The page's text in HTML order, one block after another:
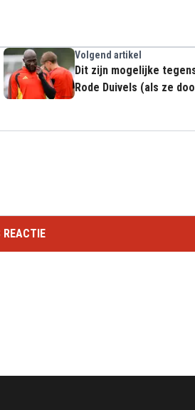
Volgend artikel
Dit zijn mogelijke
Rode Duivels (als ze